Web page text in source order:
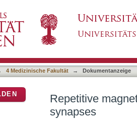
4 Medizinische Fakultät → Dokumentanzeige
Repetitive
synapses